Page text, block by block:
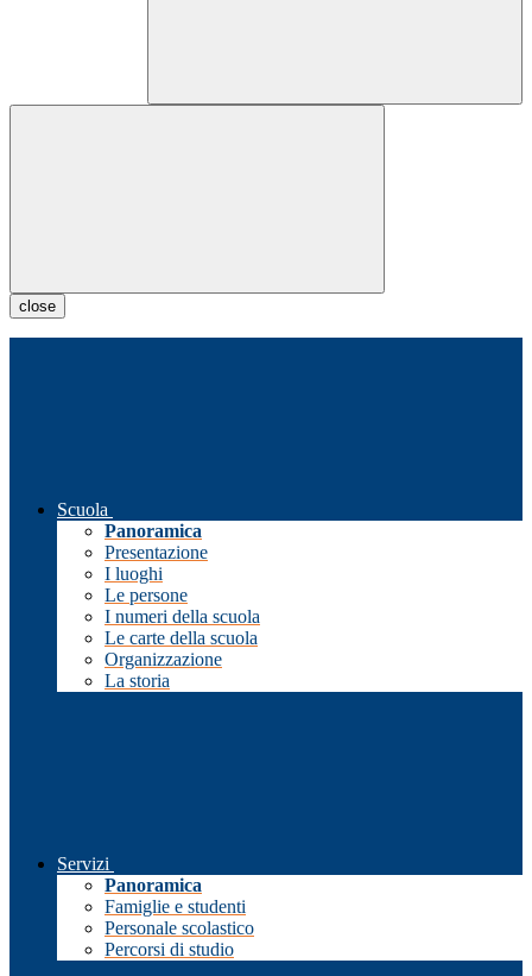
close
Scuola
Panoramica
Presentazione
I luoghi
Le persone
I numeri della scuola
Le carte della scuola
Organizzazione
La storia
Servizi
Panoramica
Famiglie e studenti
Personale scolastico
Percorsi di studio